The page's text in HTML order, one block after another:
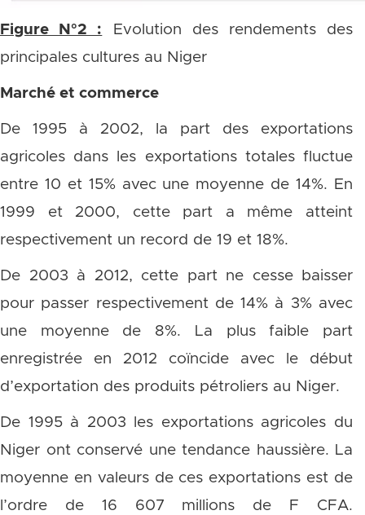
Figure N°2 : Evolution des rendements des
principales cultures au Niger
Marché et commerce
De 1995 à 2002, la part des exportations
agricoles dans les exportations totales fluctue
entre 10 et 15% avec une moyenne de 14%. En
1999 et 2000, cette part a même atteint
respectivement un record de 19 et 18%.
De 2003 à 2012, cette part ne cesse baisser
pour passer respectivement de 14% à 3% avec
une moyenne de 8%. La plus faible part
enregistrée en 2012 coïncide avec le début
d’exportation des produits pétroliers au Niger.
De 1995 à 2003 les exportations agricoles du
Niger ont conservé une tendance haussière. La
moyenne en valeurs de ces exportations est de
l’ordre de 16 607 millions de F CFA.